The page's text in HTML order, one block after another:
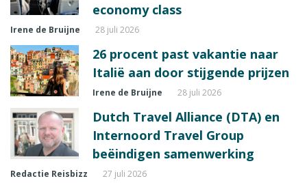
economy class
Irene de Bruijne 28 juli 2026
26 procent past vakantie naar
Italië aan door stijgende prijzen
Irene de Bruijne 28 juli 2026
Dutch Travel Alliance (DTA) en
Internoord Travel Group
beëindigen samenwerking
Redactie Reisbizz 27 juli 2026